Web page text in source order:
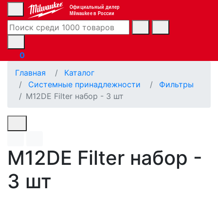
Официальный дилер
Milwaukee в России
0
Главная
Каталог
Системные принадлежности
Фильтры
M12DE Filter набор - 3 шт
M12DE Filter набор -
3 шт